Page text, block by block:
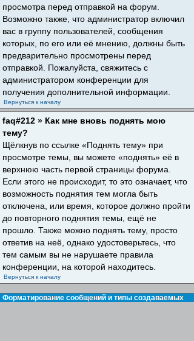
просмотра перед отправкой на форум.
Возможно также, что администратор включил
вас в группу пользователей, сообщения
которых, по его или её мнению, должны быть
предварительно просмотрены перед
отправкой. Пожалуйста, свяжитесь с
администратором конференции для
получения дополнительной информации.
Вернуться к началу
faq#212 » Как мне вновь поднять мою
тему?
Щёлкнув по ссылке «Поднять тему» при
просмотре темы, вы можете «поднять» её в
верхнюю часть первой страницы форума.
Если этого не происходит, то это означает, что
возможность поднятия тем могла быть
отключена, или время, которое должно пройти
до повторного поднятия темы, ещё не
прошло. Также можно поднять тему, просто
ответив на неё, однако удостоверьтесь, что
тем самым вы не нарушаете правила
конференции, на которой находитесь.
Вернуться к началу
Форматирование сообщений и типы создаваемых